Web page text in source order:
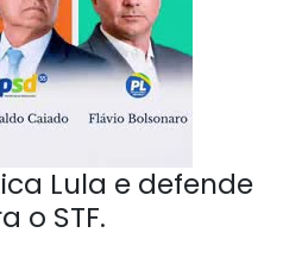
Lula e defende
o STF.